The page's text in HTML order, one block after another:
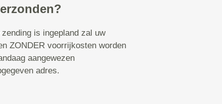
is ingepland zal uw
ZONDER voorrijkosten worden
aangewezen
adres.